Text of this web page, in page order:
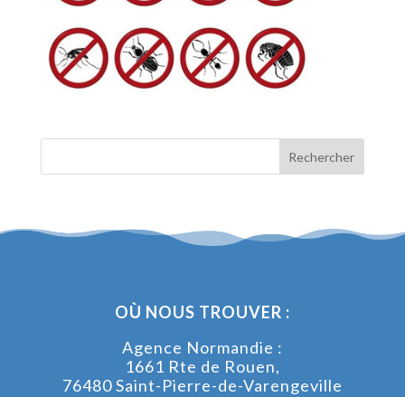
OÙ NOUS TROUVER :
Agence Normandie :
1661 Rte de Rouen,
76480 Saint-Pierre-de-Varengeville